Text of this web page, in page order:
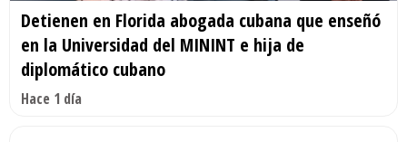
Detienen en Florida abogada cubana que enseñó
en la Universidad del MININT e hija de
diplomático cubano
Hace 1 día